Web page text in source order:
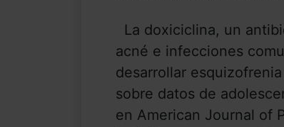
La doxiciclina, un
acné e infecciones
desarrollar
sobre datos de
en American Journal of